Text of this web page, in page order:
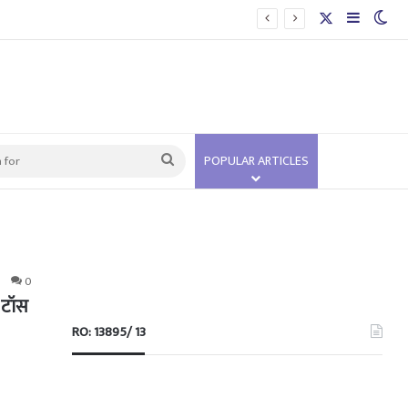
Sidebar
Search
for
POPULAR ARTICLES
0
RO: 13895/ 13